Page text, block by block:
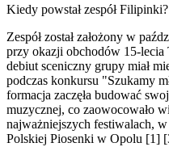
Kiedy powstał zespół Filipinki?
Zespół został założony w
przy okazji obchodów 15-
debiut sceniczny grupy miał
podczas konkursu "Szukamy
formacja zaczęła budować
muzycznej, co zaowocowało
najważniejszych festiwalach,
Polskiej Piosenki w Opolu [1]